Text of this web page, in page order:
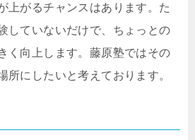
上がるチャンスはあります。た
していないだけで、ちょっとの
く向上します。藤原塾ではその
所にしたいと考えております。